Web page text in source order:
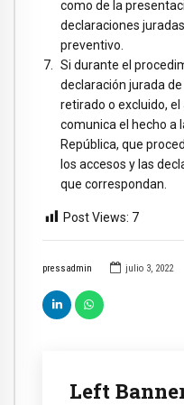
pressadmin julio 3, 2022
Left
como de la
declaraciones
preventivo.
Si durante el
declaración jurada
retirado o excluido,
comunica el hecho a
República, que
los accesos y las
que correspondan.
Post Views: 7